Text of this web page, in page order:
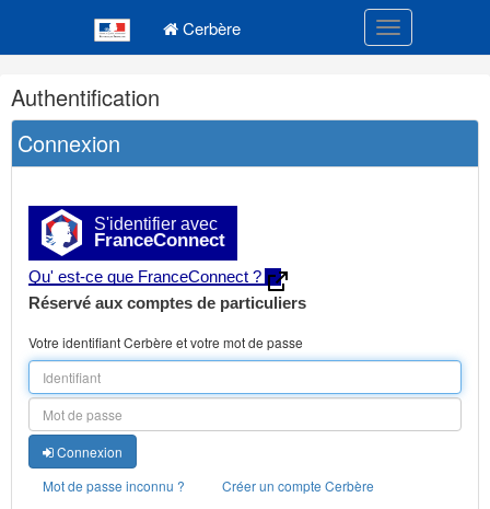
Cerbère Toggle
Navigation
et
outils
annexes
Authentification
Connexion
S'identifier avec
FranceConnect
Qu' est-ce que FranceConnect ?
Réservé aux comptes de particuliers
Votre identifiant Cerbère et votre mot de passe
Connexion
Mot de passe inconnu ?
Créer un compte Cerbère